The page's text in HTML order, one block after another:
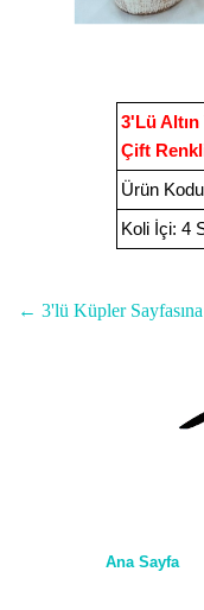
3'Lü Altın
Çift
Ürün Kodu
Koli İçi: 4
← 3'lü Küpler
Ana Sayfa